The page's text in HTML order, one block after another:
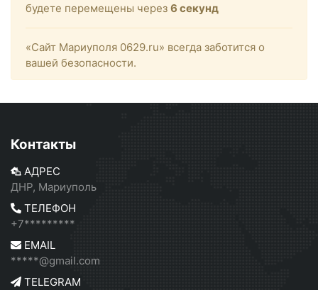
будете перемещены через 6 секунд
«Сайт Мариуполя 0629.ru» всегда заботится о
вашей безопасности.
Контакты
АДРЕС
ДНР, Мариуполь
ТЕЛЕФОН
+7*********
EMAIL
*****@gmail.com
TELEGRAM